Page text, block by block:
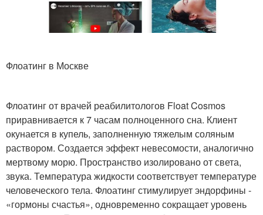
Флоатинг в Москве
Флоатинг от врачей реабилитологов Float Cosmos
приравнивается к 7 часам полноценного сна. Клиент
окунается в купель, заполненную тяжелым соляным
раствором. Создается эффект невесомости, аналогично
мертвому морю. Пространство изолировано от света,
звука. Температура жидкости соответствует температуре
человеческого тела. Флоатинг стимулирует эндорфины -
«гормоны счастья», одновременно сокращает уровень